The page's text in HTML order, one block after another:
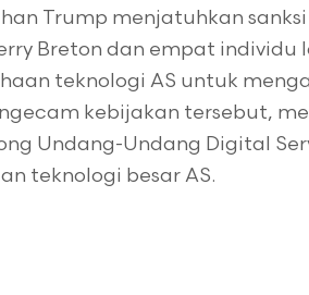
Trump menjatuhkan
Breton dan empat
teknologi AS untuk
kebijakan tersebut,
Undang-Undang Digital
teknologi besar AS.